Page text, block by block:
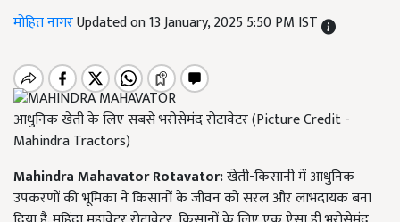
मोहित नागरUpdated on 13 January, 2025 5:50 PM IST
आधुनिक खेती के लिए सबसे भरोसेमंद रोटावेटर (Picture Credit -
Mahindra Tractors)
Mahindra Mahavator Rotavator:खेती-किसानी में आधुनिक
उपकरणों की भूमिका ने किसानों के जीवन को सरल और लाभदायक बना